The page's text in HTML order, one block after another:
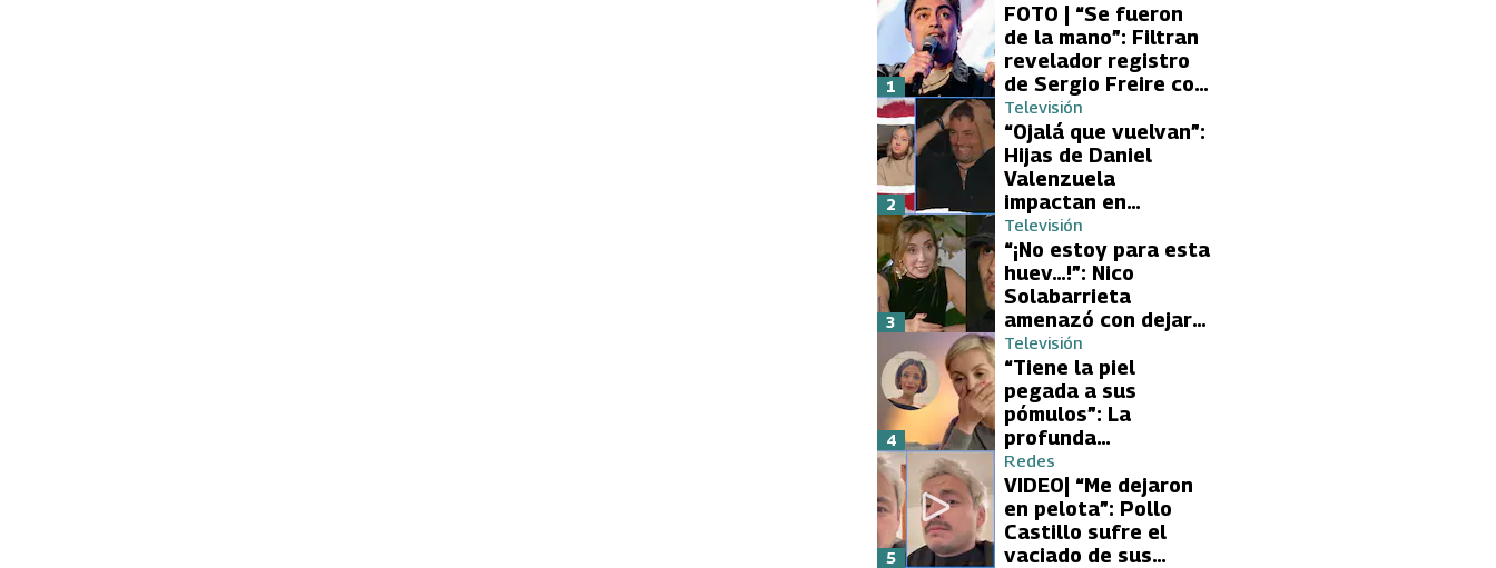
FOTO | “Se fueron
de la mano”: Filtran
revelador registro
de Sergio Freire con
supuesta nueva
conquista
1
Televisión
“Ojalá que vuelvan”:
Hijas de Daniel
Valenzuela
impactan en
Volverías con tu Ex
2 con directa
petición a su papá
sobre Yamila Reyna
2
Televisión
“¡No estoy para esta
huev…!”: Nico
Solabarrieta
amenazó con dejar
Volverías con tu Ex
tras encontrón con
Carmen Gloria
Arroyo
3
Televisión
“Tiene la piel
pegada a sus
pómulos”: La
profunda
preocupación de
Fran García-
Huidobro por la
extrema delgadez
de Kathy Orellana
4
Redes
VIDEO| “Me dejaron
en pelota”: Pollo
Castillo sufre el
vaciado de sus
5